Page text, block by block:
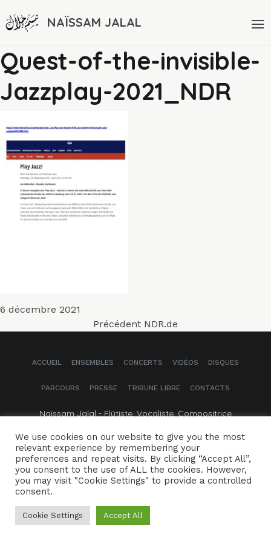
NAÏSSAM JALAL
Quest-of-the-invisible-
Jazzplay-2021_NDR
Publié
6 décembre 2021
NavigationPrécédent Article
NDR.de
ACCUEIL ENSEMBLES CONCERTS VIDÉOS DISQUES
PARCOURS PRESSE TRIBUNE LIBRE CONTACTS
Naïssam Jalal - Flûtiste, Vocaliste, Compositrice
Crédits Mentions légales
We use cookies on our website to give you the most
relevant experience by remembering your
preferences and repeat visits. By clicking “Accept All”,
you consent to the use of ALL the cookies. However,
you may visit "Cookie Settings" to provide a controlled
consent.
Cookie Settings Accept All